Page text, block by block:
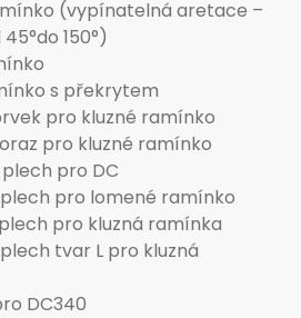
(vypínatelná aretace –
150°)
s překrytem
pro kluzné ramínko
pro kluzné ramínko
pro DC
pro lomené ramínko
pro kluzná ramínka
tvar L pro kluzná
DC340